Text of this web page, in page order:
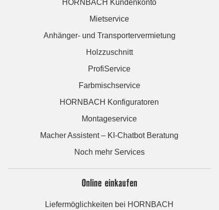
HORNBACH Kundenkonto
Mietservice
Anhänger- und Transportervermietung
Holzzuschnitt
ProfiService
Farbmischservice
HORNBACH Konfiguratoren
Montageservice
Macher Assistent – KI-Chatbot Beratung
Noch mehr Services
Online einkaufen
Liefermöglichkeiten bei HORNBACH